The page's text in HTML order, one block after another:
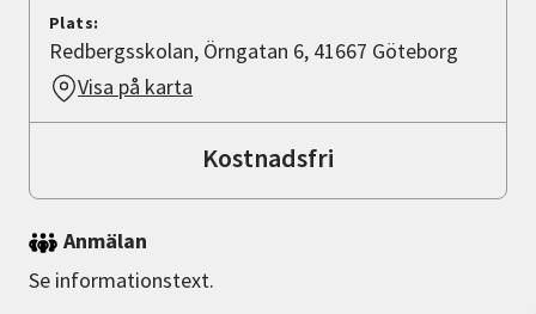
Plats:
Redbergsskolan, Örngatan 6, 41667 Göteborg
Visa på karta
Kostnadsfri
Anmälan
Se informationstext.